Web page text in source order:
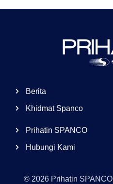
Berita
Khidmat Spanco
Prihatin SPANCO
Hubungi Kami
© 2026 Prihatin